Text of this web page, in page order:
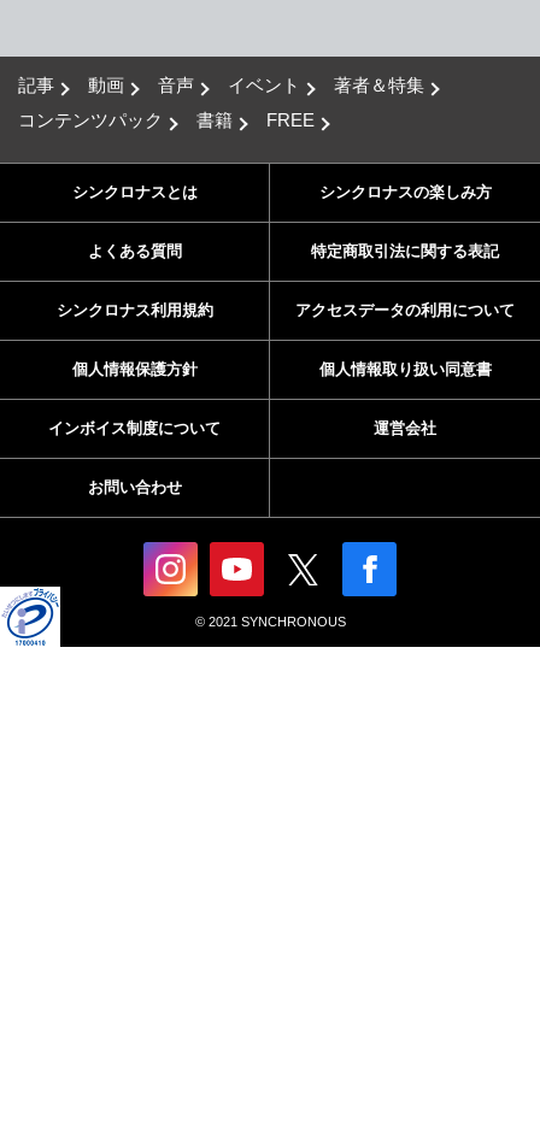
記事 動画 音声 イベント
著者＆特集
コンテンツパック
書籍 FREE
シンクロナスとは シンクロナスの楽しみ方
よくある質問 特定商取引法に関する表記
シンクロナス利用規約 アクセスデータの利用について
個人情報保護方針 個人情報取り扱い同意書
インボイス制度について 運営会社
お問い合わせ
© 2021 SYNCHRONOUS